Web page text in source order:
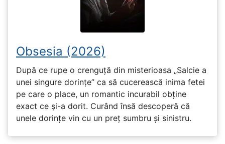
Obsesia (2026)
După ce rupe o crenguță din misterioasa „Salcie a
unei singure dorințe” ca să cucerească inima fetei
pe care o place, un romantic incurabil obține
exact ce și-a dorit. Curând însă descoperă că
unele dorințe vin cu un preț sumbru și sinistru.